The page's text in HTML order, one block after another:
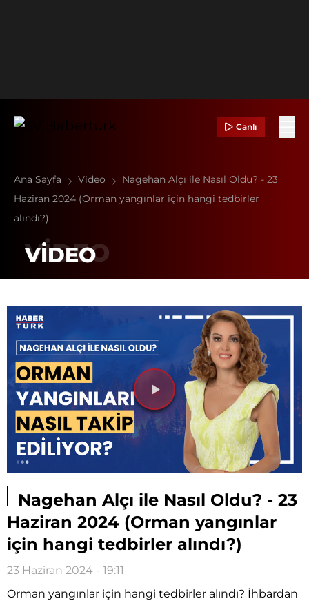
Canlı
Ana Sayfa Video
Nagehan Alçı ile Nasıl Oldu? - 23
Haziran 2024 (Orman yangınlar için hangi tedbirler
alındı?)
VİDEO
Videoyu
Oynat
Nagehan Alçı ile Nasıl Oldu? - 23
Haziran 2024 (Orman yangınlar
için hangi tedbirler alındı?)
23 Haziran 2024 - 19:11
Orman yangınlar için hangi tedbirler alındı? İhbardan